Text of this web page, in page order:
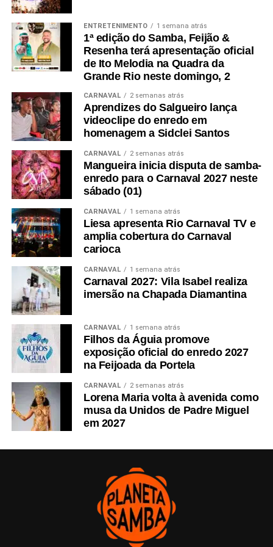
da LIESA.
A marca, que estampará todo o Sambódromo em abril
deste ano, terá o lançamento oficial nos dias 26 e 27 de
fevereiro, em um evento na Cidade do Samba. Com
Milton Cunha como apresentador, o evento contará com a
presença das 12 Escolas de Samba que se apresentarão
e farão um minidesfile dando uma prévia do que o público
vai vivenciar na Marquês de Sapucaí. A festa contará
ainda com convidados especiais e terá foodtrucks
espalhados na Praça de Eventos para a venda de
comidas e bebidas. Os ingressos, que já estão no
terceiro lote, custam a partir de R$ 35 para um dia e R$
50 para os dois dias e poderão ser comprados no
sitehttps://bit.ly/ABERTURA_RIOCARNAVAL
camarotes já estão esgotados.
ENTRETENIMENTO 1 semana atrás
1ª edição do Samba, Feijão &
Resenha terá apresentação oficial
de Ito Melodia na Quadra da
Grande Rio neste domingo, 2
CARNAVAL 2 semanas atrás
Aprendizes do Salgueiro lança
videoclipe do enredo em
homenagem a Sidclei Santos
CARNAVAL 2 semanas atrás
Mangueira inicia disputa de samba-
enredo para o Carnaval 2027 neste
sábado (01)
CARNAVAL 1 semana atrás
Liesa apresenta Rio Carnaval TV e
amplia cobertura do Carnaval
carioca
CARNAVAL 1 semana atrás
Carnaval 2027: Vila Isabel realiza
imersão na Chapada Diamantina
CARNAVAL 1 semana atrás
Filhos da Águia promove
exposição oficial do enredo 2027
na Feijoada da Portela
CARNAVAL 2 semanas atrás
Lorena Maria volta à avenida como
musa da Unidos de Padre Miguel
em 2027